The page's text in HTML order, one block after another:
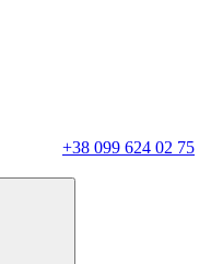
+38 099 624 02 75